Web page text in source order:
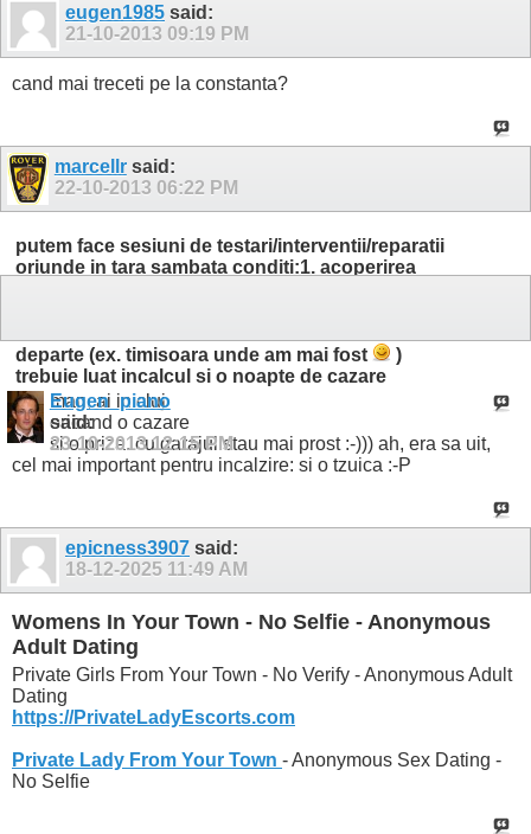
eugen1985 said:
21-10-2013 09:19 PM
cand mai treceti pe la constanta?
marcellrsaid:
22-10-2013 06:22 PM
putem face sesiuni de testari/interventii/reparatii
oriunde in tara sambata conditi:1. acoperirea
departe (ex. timisoara unde am mai fost
)
trebuie luat incalcul si o noapte de cazare
Eugen_piano
said:
23-10-201312:15 PM
man, ai in cluj
oricand o cazare
si o priza. cu garajul stau mai prost :-))) ah, era sa uit,
cel mai important pentru incalzire: si o tzuica :-P
epicness3907 said:
18-12-2025 11:49 AM
Womens In Your Town - No Selfie - Anonymous
Adult Dating
Private Girls From Your Town - No Verify - Anonymous Adult
Dating
https://PrivateLadyEscorts.com
Private Lady From Your Town - Anonymous Sex Dating -
No Selfie